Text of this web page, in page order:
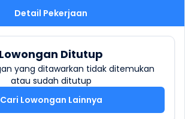
Detail Pekerjaan
Lowongan Ditutup
yang ditawarkan tidak ditemukan
atau sudah ditutup
Cari Lowongan Lainnya